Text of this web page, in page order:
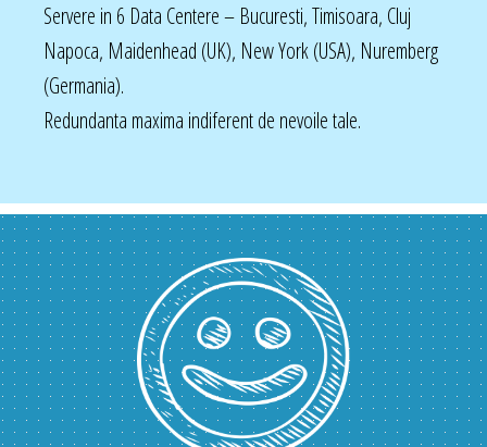
Servere in 6 Data Centere – Bucuresti, Timisoara, Cluj
Napoca, Maidenhead (UK), New York (USA), Nuremberg
(Germania).
Redundanta maxima indiferent de nevoile tale.